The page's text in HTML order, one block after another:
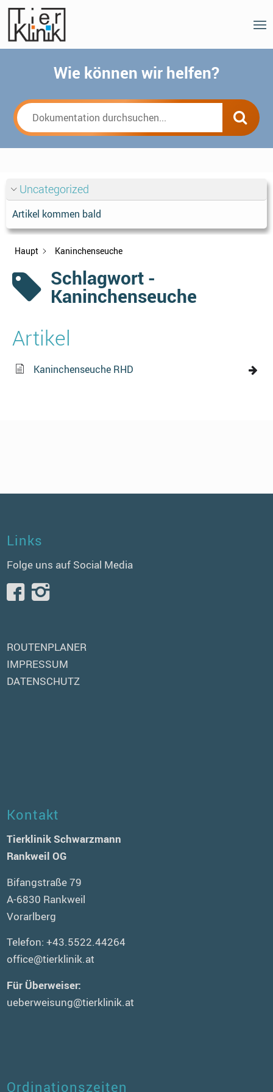
Wie können wir helfen?
Uncategorized
Artikel kommen bald
Haupt Kaninchenseuche
Schlagwort -
Kaninchenseuche
Artikel
Kaninchenseuche RHD
Links
Folge uns auf Social Media
ROUTENPLANER
IMPRESSUM
DATENSCHUTZ
Kontakt
Tierklinik Schwarzmann
Rankweil OG
Bifangstraße 79
A-6830 Rankweil
Vorarlberg
Telefon:+43.5522.44264
office@tierklinik.at
Für Überweiser:
ueberweisung@tierklinik.at
Ordinationszeiten